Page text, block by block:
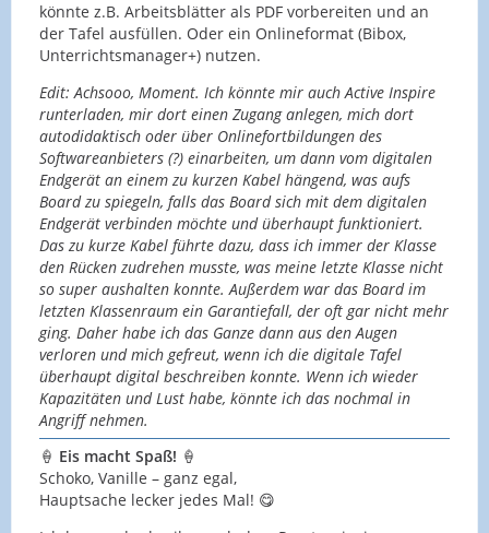
könnte z.B. Arbeitsblätter als PDF vorbereiten und an
der Tafel ausfüllen. Oder ein Onlineformat (Bibox,
Unterrichtsmanager+) nutzen.
Edit: Achsooo, Moment. Ich könnte mir auch Active Inspire
runterladen, mir dort einen Zugang anlegen, mich dort
autodidaktisch oder über Onlinefortbildungen des
Softwareanbieters (?) einarbeiten, um dann vom digitalen
Endgerät an einem zu kurzen Kabel hängend, was aufs
Board zu spiegeln, falls das Board sich mit dem digitalen
Endgerät verbinden möchte und überhaupt funktioniert.
Das zu kurze Kabel führte dazu, dass ich immer der Klasse
den Rücken zudrehen musste, was meine letzte Klasse nicht
so super aushalten konnte. Außerdem war das Board im
letzten Klassenraum ein Garantiefall, der oft gar nicht mehr
ging. Daher habe ich das Ganze dann aus den Augen
verloren und mich gefreut, wenn ich die digitale Tafel
überhaupt digital beschreiben konnte. Wenn ich wieder
Kapazitäten und Lust habe, könnte ich das nochmal in
Angriff nehmen.
🍦 Eis macht Spaß! 🍦
Schoko, Vanille – ganz egal,
Hauptsache lecker jedes Mal! 😋